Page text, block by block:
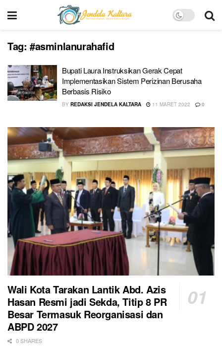
Tag: #asminlanurahafid
Bupati Laura Instruksikan Gerak Cepat
Implementasikan Sistem Perizinan Berusaha
Berbasis Risiko
BY REDAKSI JENDELA KALTARA 11 MARET 2022 0
Wali Kota Tarakan Lantik Abd. Azis
Hasan Resmi jadi Sekda, Titip 8 PR
Besar Termasuk Reorganisasi dan
ABPD 2027
0 SHARES